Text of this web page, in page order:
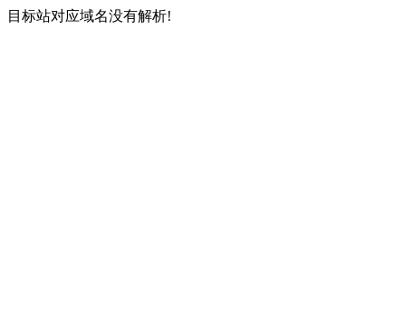
目标站对应域名没有解析!